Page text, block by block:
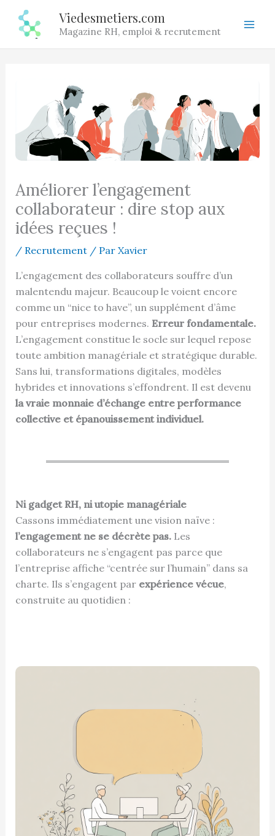
contenu
Viedesmetiers.com
Magazine RH, emploi & recrutement
Améliorer l’engagement
collaborateur : dire stop aux
idées reçues !
/ Recrutement/ Par Xavier
L’engagement des collaborateurs souffre d’un
malentendu majeur. Beaucoup le voient encore
comme un “nice to have”, un supplément d’âme
pour entreprises modernes. Erreur fondamentale.
L’engagement constitue le socle sur lequel repose
toute ambition managériale et stratégique durable.
Sans lui, transformations digitales, modèles
hybrides et innovations s’effondrent. Il est devenu
la vraie monnaie d’échange entre performance
collective et épanouissement individuel.
Ni gadget RH, ni utopie managériale
Cassons immédiatement une vision naïve :
l’engagement ne se décrète pas.Les
collaborateurs ne s’engagent pas parce que
l’entreprise affiche “centrée sur l’humain” dans sa
charte. Ils s’engagent par expérience vécue,
construite au quotidien :